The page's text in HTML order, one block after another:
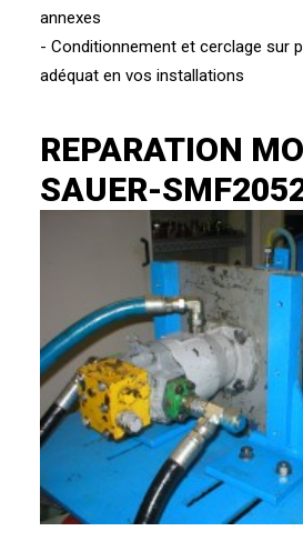
annexes
- Conditionnement et cerclage sur
adéquat en vos installations
REPARATION
SAUER-